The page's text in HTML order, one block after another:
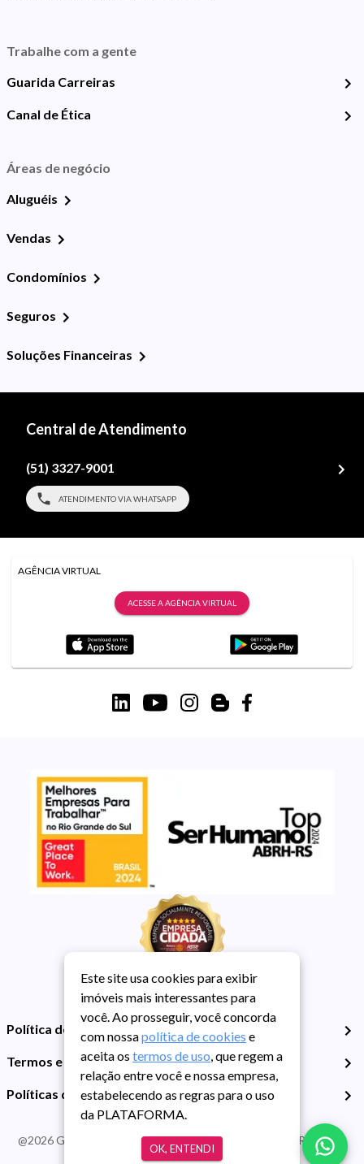
Trabalhe com a gente
Guarida Carreiras
Canal de Ética
Áreas de negócio
Aluguéis
Vendas
Condomínios
Seguros
Soluções Financeiras
Central de Atendimento
(51) 3327-9001
ATENDIMENTO VIA WHATSAPP
AGÊNCIA VIRTUAL
ACESSE A AGÊNCIA VIRTUAL
Política de Privacidade
Termos e Condições de Uso
Políticas de Cookies
@2026Guarida Imóvel. Todos os direitos reservados. CRECI RS -
413J | CNPJ Guarida: 89.398.606/0001-30
Este site usa cookies para exibir
imóveis mais interessantes para
você. Ao prosseguir, você concorda
com nossapolítica de cookies e
aceita os termos de uso, que regem a
relação entre você e nossa empresa,
estabelecendo as regras para o uso
da PLATAFORMA.
OK, ENTENDI